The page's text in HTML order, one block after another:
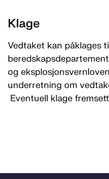
Klage
Vedtaket kan påklages
og
underretning om
Eventuell klage